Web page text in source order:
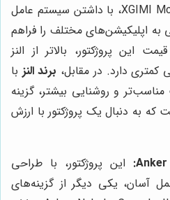
SD550 است. XGIMI MoGo Pro، با داشتن سیستم عامل
به اپلیکیشن‌های مختلف را فراهم
این پروژکتور، بالاتر از النز
برند النز با
و روشنایی بیشتر، گزینه
که به دنبال یک پروژکتور با ارزش
این پروژکتور، با طراحی
آسان، یکی دیگر از گزینه‌های